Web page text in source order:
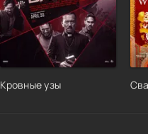
Кровные узы